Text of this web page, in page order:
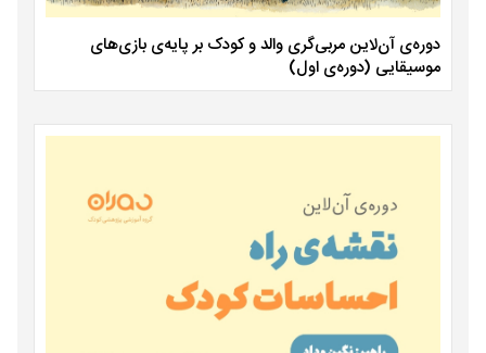
دوره‌ی آن‌لاین مربی‌گری والد و کودک بر پایه‌ی بازی‌های
موسیقایی (دوره‌ی اول)